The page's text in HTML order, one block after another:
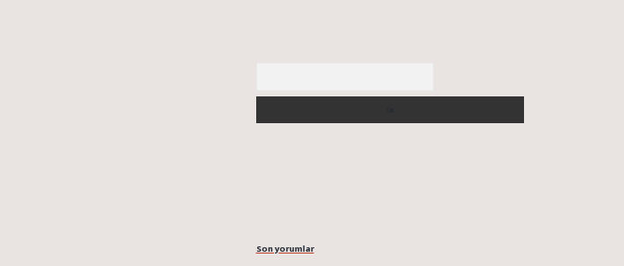
Son yorumlar